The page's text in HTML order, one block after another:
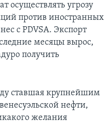
осуществлять угрозу
против иностранных
с PDVSA. Экспорт
месяцы вырос,
получить
ставшая крупнейшим
нефти,
желания